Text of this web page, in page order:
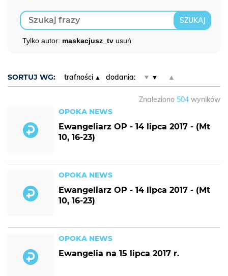
Tylko autor: maskacjusz_tv usuń
SORTUJ WG: trafności dodania: ▼ ▲
Znaleziono 504 wyników
OPOKA NEWS
Ewangeliarz OP - 14 lipca 2017 - (Mt
10, 16-23)
OPOKA NEWS
Ewangeliarz OP - 14 lipca 2017 - (Mt
10, 16-23)
OPOKA NEWS
Ewangelia na 15 lipca 2017 r.